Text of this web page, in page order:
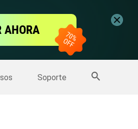
AHORA
Soporte
Más productos